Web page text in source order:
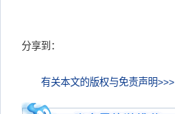
分享到：
有关本文的版权与免责声明>>>